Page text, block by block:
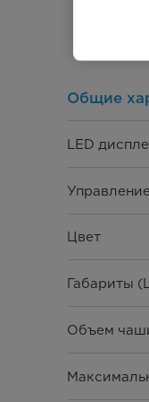
Общие
LED
Управление
Цвет
Габариты
Объем